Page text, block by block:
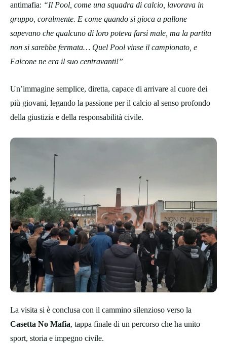
antimafia: “Il Pool, come una squadra di calcio, lavorava in
gruppo, coralmente. E come quando si gioca a pallone
sapevano che qualcuno di loro poteva farsi male, ma la partita
non si sarebbe fermata… Quel Pool vinse il campionato, e
Falcone ne era il suo centravanti!”
Un’immagine semplice, diretta, capace di arrivare al cuore dei
più giovani, legando la passione per il calcio al senso profondo
della giustizia e della responsabilità civile.
La visita si è conclusa con il cammino silenzioso verso la
Casetta No Mafia, tappa finale di un percorso che ha unito
sport, storia e impegno civile.